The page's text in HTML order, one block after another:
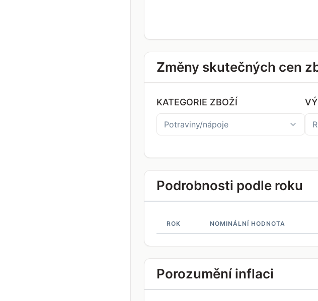
Změny skutečných cen
KATEGORIE ZBOŽÍ
Podrobnosti podle roku
ROK NOMINÁLNÍ HODNOTA
Porozumění inflaci